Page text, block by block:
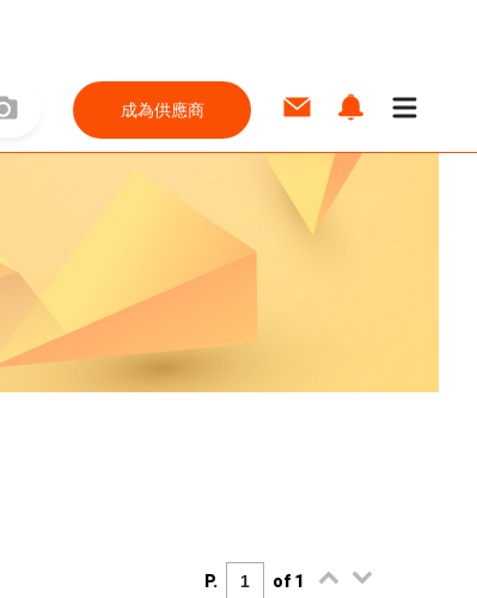
成為供應商
P. of 1